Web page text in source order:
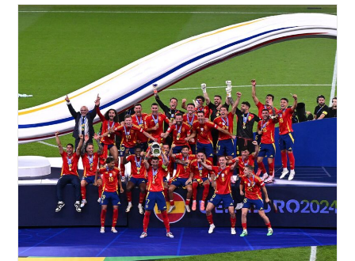
1,73,536
तकनीकी
कंपनियों
में
डेटा
के
भूखे
एआई
को
फीड
कर
रहे
हैं
—
जानें
इसका
प्रभाव